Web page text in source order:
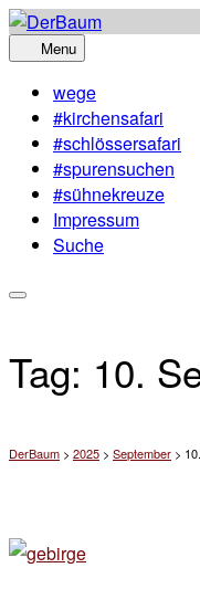
Skip
to
Menu
wege
#kirchensafari
#schlössersafari
#spurensuchen
#sühnekreuze
Impressum
Suche
Tag: 10.
DerBaum > 2025 > September > 10.